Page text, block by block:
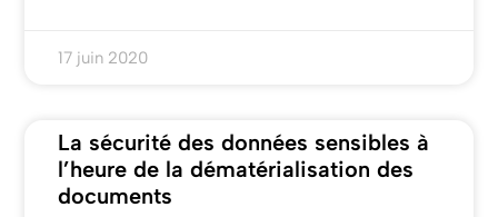
17 juin 2020
La sécurité des données sensibles à
l’heure de la dématérialisation des
documents